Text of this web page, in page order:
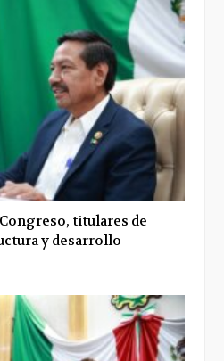
titulares de
y desarrollo